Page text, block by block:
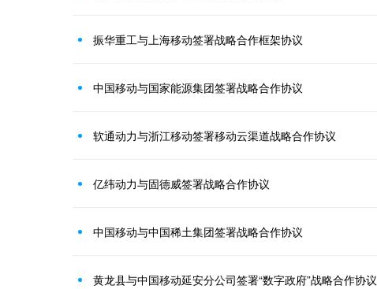
振华重工与上海移动签署战略合作框架协议
中国移动与国家能源集团签署战略合作协议
软通动力与浙江移动签署移动云渠道战略合作协议
亿纬动力与固德威签署战略合作协议
中国移动与中国稀土集团签署战略合作协议
黄龙县与中国移动延安分公司签署“数字政府”战略合作协议